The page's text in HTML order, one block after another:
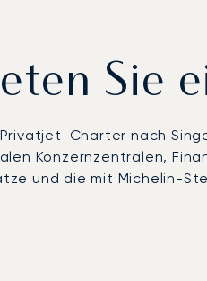
Sie
Charter nach
Konzernzentralen,
und die mit Michelin-
zum Flughafen